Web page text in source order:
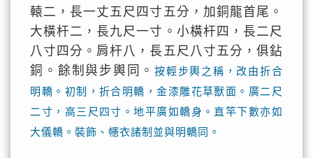
轅二，長一丈五尺四寸五分，加銅龍首尾。
大橫杆二，長九尺一寸。小橫杆四，長二尺
八寸四分。肩杆八，長五尺八寸五分，俱鉆
銅。餘制與步輿同。按輕步輿之稱，改由折合
明轎。初制，折合明轎，金漆雕花草獸面。廣二尺
二寸，高三尺四寸。地平廣如轎身。直竿下數亦如
大儀轎。裝飾、幰衣諸制並與明轎同。